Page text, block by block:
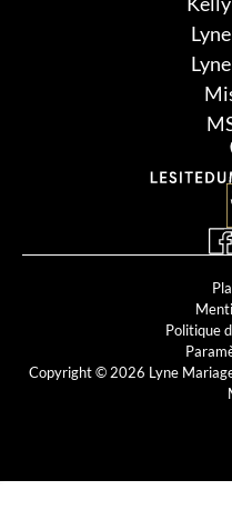
Politique
Copyright © 2026 Lyne Mariage